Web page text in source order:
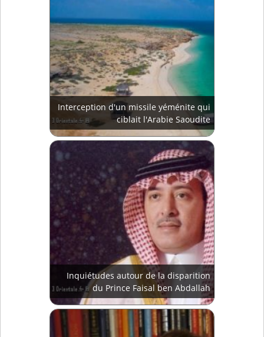
Interception d'un missile yéménite qui
ciblait l'Arabie Saoudite
Inquiétudes autour de la disparition
du Prince Faisal ben Abdallah